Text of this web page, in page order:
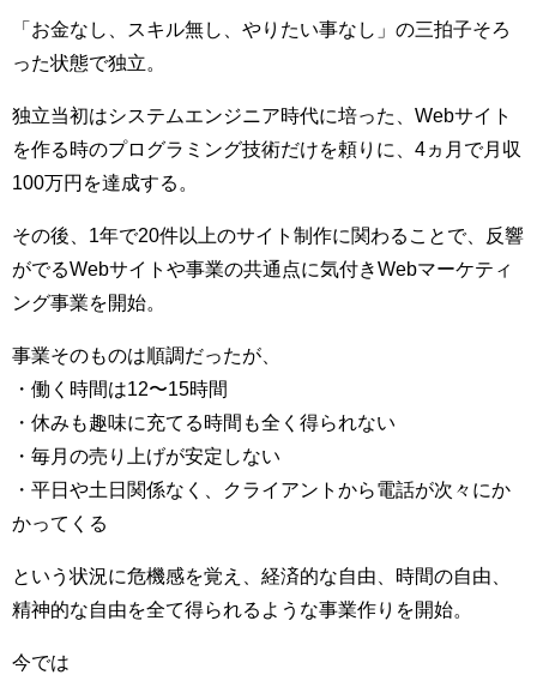
「お金なし、スキル無し、やりたい事なし」の三拍子そろ
った状態で独立。
独立当初はシステムエンジニア時代に培った、Webサイト
を作る時のプログラミング技術だけを頼りに、4ヵ月で月収
100万円を達成する。
その後、1年で20件以上のサイト制作に関わることで、反響
がでるWebサイトや事業の共通点に気付きWebマーケティ
ング事業を開始。
事業そのものは順調だったが、
・働く時間は12〜15時間
・休みも趣味に充てる時間も全く得られない
・毎月の売り上げが安定しない
・平日や土日関係なく、クライアントから電話が次々にか
かってくる
という状況に危機感を覚え、経済的な自由、時間の自由、
精神的な自由を全て得られるような事業作りを開始。
今では